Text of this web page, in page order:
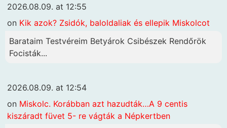
2026.08.09. at 12:55
on Kik azok? Zsidók, baloldaliak és ellepik Miskolcot
Barataim Testvéreim Betyárok Csibészek Rendőrök
Focisták...
2026.08.09. at 12:54
on Miskolc. Korábban azt hazudták…A 9 centis
kiszáradt füvet 5- re vágták a Népkertben